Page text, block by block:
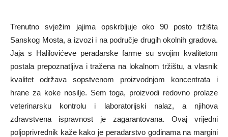
Trenutno svježim jajima opskrbljuje oko 90 posto tržišta
Sanskog Mosta, a izvozi i na područje drugih okolnih gradova.
Jaja s Halilovićeve peradarske farme su svojim kvalitetom
postala prepoznatljiva i tražena na lokalnom tržištu, a vlasnik
kvalitet održava sopstvenom proizvodnjom koncentrata i
hrane za koke nosilje. Sem toga, proizvodi redovno prolaze
veterinarsku kontrolu i laboratorijski nalaz, a njihova
zdravstvena ispravnost je zagarantovana. Ovaj vrijedni
poljoprivrednik kaže kako je peradarstvo godinama na margini